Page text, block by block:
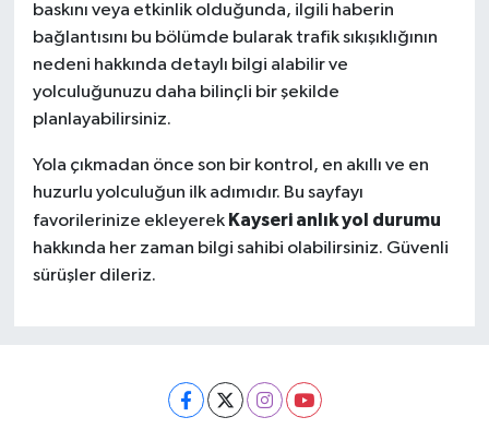
baskını veya etkinlik olduğunda, ilgili haberin
bağlantısını bu bölümde bularak trafik sıkışıklığının
nedeni hakkında detaylı bilgi alabilir ve
yolculuğunuzu daha bilinçli bir şekilde
planlayabilirsiniz.
Yola çıkmadan önce son bir kontrol, en akıllı ve en
huzurlu yolculuğun ilk adımıdır. Bu sayfayı
favorilerinize ekleyerek Kayseri anlık yol durumu
hakkında her zaman bilgi sahibi olabilirsiniz. Güvenli
sürüşler dileriz.